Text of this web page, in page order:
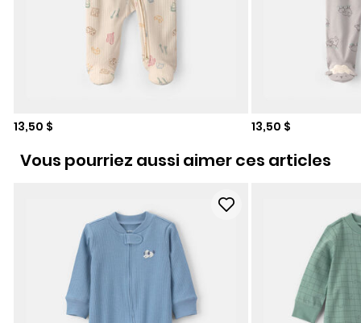
Prix de solde
13,50 $ Prix de solde
13,50 $
Vous pourriez aussi aimer ces articles